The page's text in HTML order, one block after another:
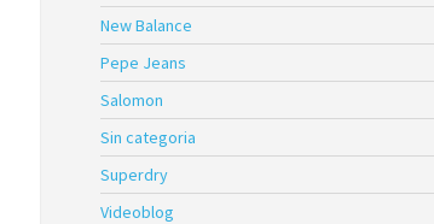
New Balance
Pepe Jeans
Salomon
Sin categoria
Superdry
Videoblog